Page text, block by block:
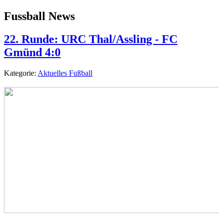
Fussball News
22. Runde: URC Thal/Assling - FC
Gmünd 4:0
Kategorie: Aktuelles Fußball